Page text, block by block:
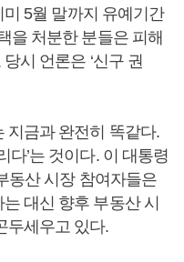
미 5월 말까지 유예기간
을 처분한 분들은 피해
시 언론은 ‘신구 권
지금과 완전히 똑같다.
다’는 것이다. 이 대통령
동산 시장 참여자들은
대신 향후 부동산 시
두세우고 있다.